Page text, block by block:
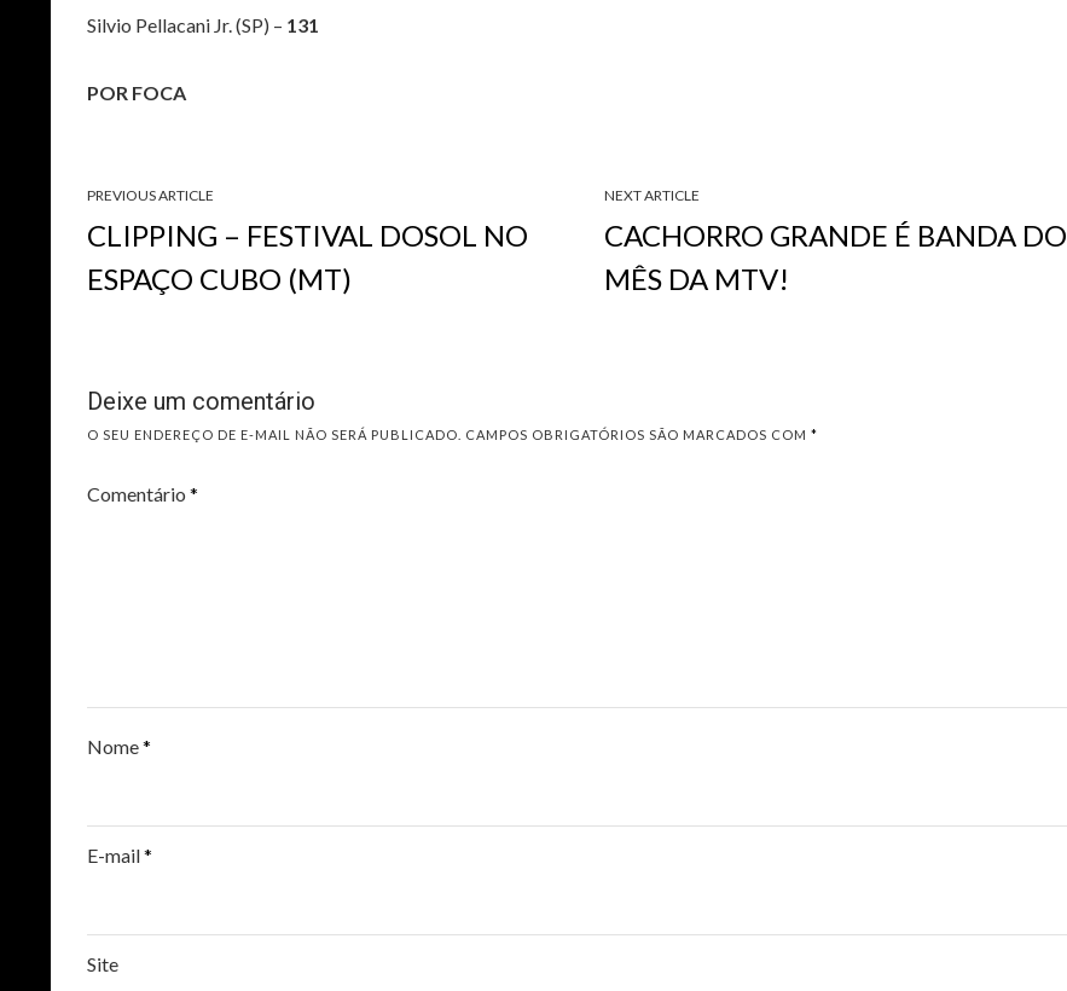
Silvio Pellacani Jr. (SP) – 131
POR FOCA
PREVIOUS ARTICLE
CLIPPING – FESTIVAL DOSOL NO
ESPAÇO CUBO (MT)
NEXT ARTICLE
CACHORRO GRANDE É BANDA DO
MÊS DA MTV!
Deixe um comentário
O SEU ENDEREÇO DE E-MAIL NÃO SERÁ PUBLICADO. CAMPOS OBRIGATÓRIOS SÃO MARCADOS COM *
Comentário *
Nome*
E-mail*
Site